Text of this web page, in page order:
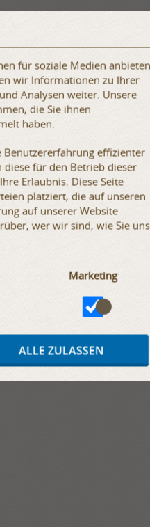
und toll verarbeitet. Vielen
gearbeitet worden.
und ich werde
aus unedlen Metallen)
für soziale Medien anbieten
wir Informationen zu Ihrer
Analysen weiter. Unsere
die Sie ihnen
haben.
Benutzererfahrung effizienter
diese für den Betrieb dieser
Erlaubnis. Diese Seite
platziert, die auf unseren
auf unserer Website
wer wir sind, wie Sie uns
Marketing
ALLE ZULASSEN